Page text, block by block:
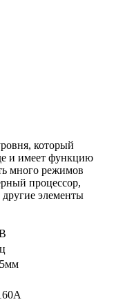
который
и имеет функцию
много режимов
процессор,
другие элементы